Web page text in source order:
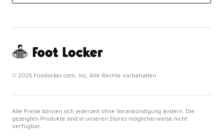
© 2025 Footlocker.com, Inc. Alle Rechte vorbehalten
Alle Preise können sich jederzeit ohne Vorankündigung ändern. Die
gezeigten Produkte sind in unseren Stores möglicherweise nicht
verfügbar.